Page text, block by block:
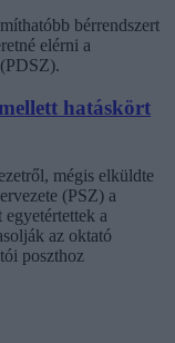
bérrendszert
elérni a
hatáskört
mégis elküldte
(PSZ) a
a
az oktató
poszthoz